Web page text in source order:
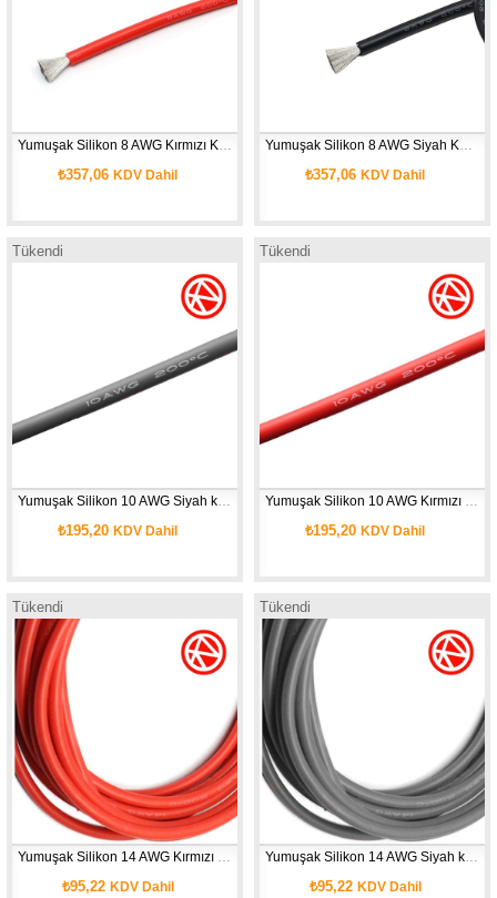
Yumuşak Silikon 8 AWG Kırmızı Kablo 1 Metre
₺357,06KDV Dahil
Yumuşak Silikon 8 AWG Siyah Kablo 1 Metre
₺357,06KDV Dahil
Tükendi
Yumuşak Silikon 10 AWG Siyah kablo 1 Metre
₺195,20KDV Dahil
Tükendi
Yumuşak Silikon 10 AWG Kırmızı kablo 1 Metre
₺195,20KDV Dahil
Tükendi
Yumuşak Silikon 14 AWG Kırmızı kablo 1 Metre
₺95,22 KDV Dahil
Tükendi
Yumuşak Silikon 14 AWG Siyah kablo 1 Metre
₺95,22 KDV Dahil